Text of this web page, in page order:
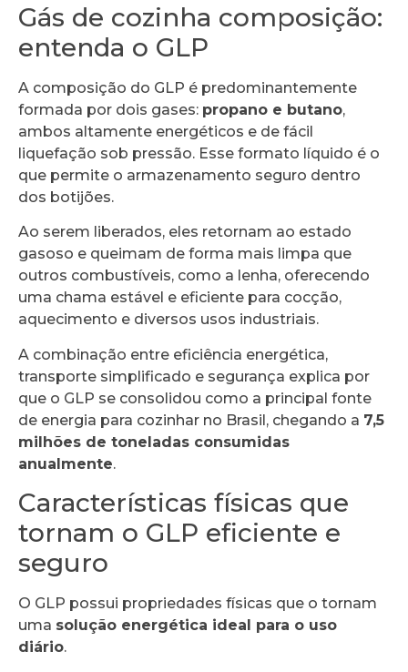
Gás de cozinha composição:
entenda o GLP
A composição do GLP é predominantemente
formada por dois gases: propano e butano,
ambos altamente energéticos e de fácil
liquefação sob pressão. Esse formato líquido é o
que permite o armazenamento seguro dentro
dos botijões.
Ao serem liberados, eles retornam ao estado
gasoso e queimam de forma mais limpa que
outros combustíveis, como a lenha, oferecendo
uma chama estável e eficiente para cocção,
aquecimento e diversos usos industriais.
A combinação entre eficiência energética,
transporte simplificado e segurança explica por
que o GLP se consolidou como a principal fonte
de energia para cozinhar no Brasil, chegando a 7,5
milhões de toneladas consumidas
anualmente.
Características físicas que
tornam o GLP eficiente e
seguro
O GLP possui propriedades físicas que o tornam
uma solução energética ideal para o uso
diário.